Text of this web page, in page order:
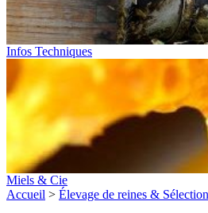
Infos Techniques
Miels & Cie
Accueil > Élevage de reines & Sélection